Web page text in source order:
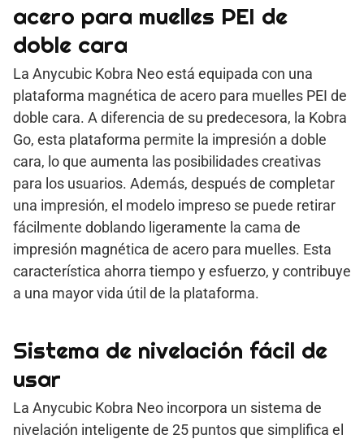
acero para muelles PEI de
doble cara
La Anycubic Kobra Neo está equipada con una
plataforma magnética de acero para muelles PEI de
doble cara. A diferencia de su predecesora, la Kobra
Go, esta plataforma permite la impresión a doble
cara, lo que aumenta las posibilidades creativas
para los usuarios. Además, después de completar
una impresión, el modelo impreso se puede retirar
fácilmente doblando ligeramente la cama de
impresión magnética de acero para muelles. Esta
característica ahorra tiempo y esfuerzo, y contribuye
a una mayor vida útil de la plataforma.
Sistema de nivelación fácil de
usar
La Anycubic Kobra Neo incorpora un sistema de
nivelación inteligente de 25 puntos que simplifica el